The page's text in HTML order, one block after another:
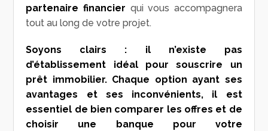
partenaire financier qui vous accompagnera
tout au long de votre projet.
Soyons clairs : il n’existe pas
d’établissement idéal pour souscrire un
prêt immobilier. Chaque option ayant ses
avantages et ses inconvénients, il est
essentiel de bien comparer les offres et de
choisir une banque pour votre